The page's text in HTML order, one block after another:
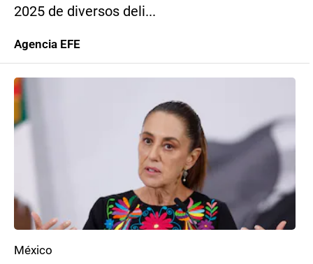
2025 de diversos deli...
Agencia EFE
México